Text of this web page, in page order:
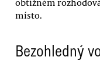
obtížném
místo.
Bezohledný